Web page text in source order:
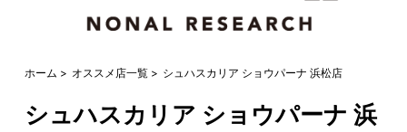
ホーム オススメ店一覧 シュハスカリア ショウパーナ 浜松店
シュハスカリア ショウパーナ 浜